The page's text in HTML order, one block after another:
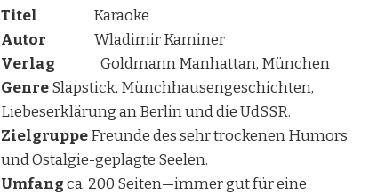
Titel
Karaoke
Autor
Wladimir Kaminer
Verlag
Goldmann Manhattan, München
GenreSlapstick, Münchhausengeschichten,
Liebeserklärung an Berlin und die UdSSR.
ZielgruppeFreunde des sehr trockenen Humors
und Ostalgie-geplagte Seelen.
Umfangca. 200 Seiten—immer gut für eine